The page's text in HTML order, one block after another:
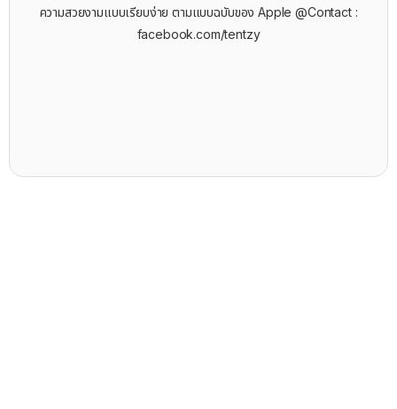
ความสวยงามแบบเรียบง่าย ตามแบบฉบับของ Apple @Contact :
facebook.com/tentzy